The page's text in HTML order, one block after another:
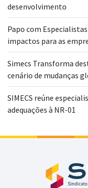
desenvolvimento
Papo com
impactos para as
Simecs Transforma
cenário de mudanças
SIMECS reúne
adequações à NR-01